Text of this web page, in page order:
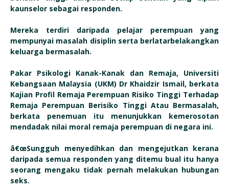
kaunselor sebagai responden.
Mereka terdiri daripada pelajar perempuan yang
mempunyai masalah disiplin serta berlatarbelakangkan
keluarga bermasalah.
Pakar Psikologi Kanak-Kanak dan Remaja, Universiti
Kebangsaan Malaysia (UKM) Dr Khaidzir Ismail, berkata
Kajian Profil Remaja Perempuan Risiko Tinggi Terhadap
Remaja Perempuan Berisiko Tinggi Atau Bermasalah,
berkata penemuan itu menunjukkan kemerosotan
mendadak nilai moral remaja perempuan di negara ini.
â€œSungguh menyedihkan dan mengejutkan kerana
daripada semua responden yang ditemu bual itu hanya
seorang mengaku tidak pernah melakukan hubungan
seks.